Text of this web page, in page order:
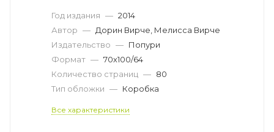
Год издания — 2014
Автор — Дорин Вирче, Мелисса Вирче
Издательство — Попури
Формат — 70х100/64
Количество страниц — 80
Тип обложки — Коробка
Все характеристики